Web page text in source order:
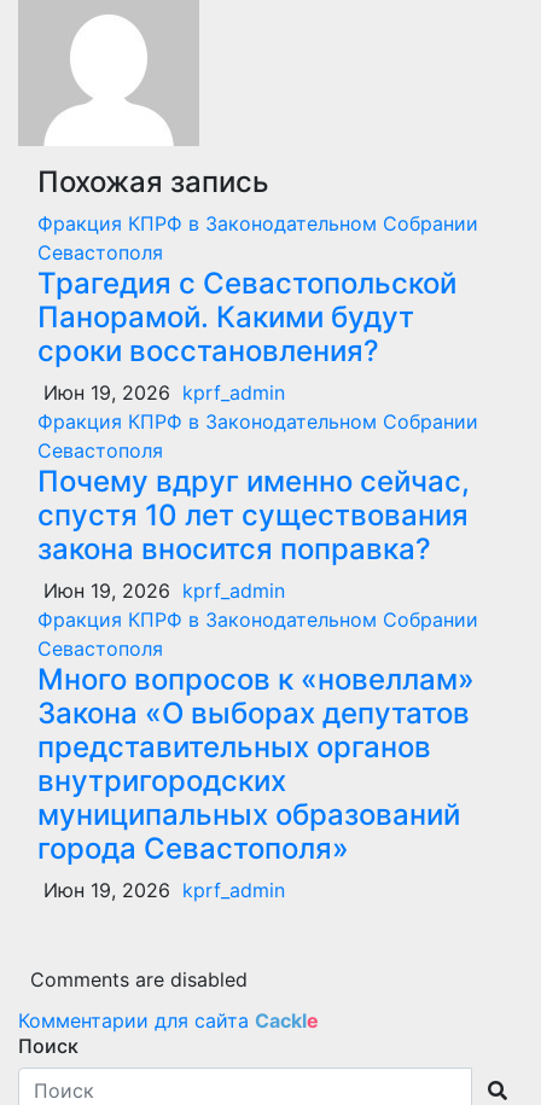
Похожая запись
Фракция КПРФ в Законодательном Собрании
Севастополя
Трагедия с Севастопольской
Панорамой. Какими будут
сроки восстановления?
Июн 19, 2026 kprf_admin
Фракция КПРФ в Законодательном Собрании
Севастополя
Почему вдруг именно сейчас,
спустя 10 лет существования
закона вносится поправка?
Июн 19, 2026 kprf_admin
Фракция КПРФ в Законодательном Собрании
Севастополя
Много вопросов к «новеллам»
Закона «О выборах депутатов
представительных органов
внутригородских
муниципальных образований
города Севастополя»
Июн 19, 2026 kprf_admin
Comments are disabled
Комментарии для сайта Cackle
Поиск